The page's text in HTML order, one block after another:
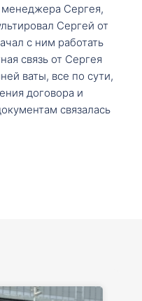
менеджера Сергея,
Сергей от
с ним работать
связь от Сергея
ваты, все по сути,
договора и
связалась
и т.д. После
Сергей с